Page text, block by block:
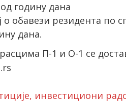
годину дана
о обавези резидента по
дана.
П-1 и О-1 се
инвестициони